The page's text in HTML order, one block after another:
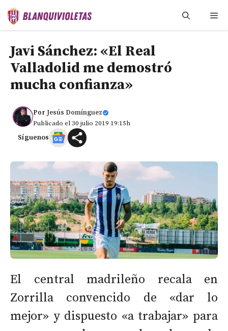
Saltar
Javi Sánchez: «El Real
Valladolid me demostró
mucha confianza»
Por Jesús Domínguez
Publicado el 30 julio 2019 19:15h
Síguenos
El central madrileño recala en
Zorrilla convencido de «dar lo
mejor» y dispuesto «a trabajar» para